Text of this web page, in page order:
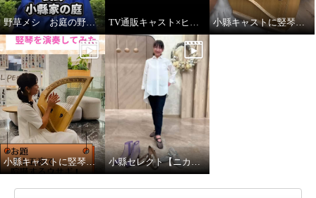
野草メシ お庭の野草で調理！ TV通販キャスト×ヒーリング ライアー演奏 小縣キャストに竪琴のインタビューをしました
小縣キャストに竪琴を演奏してもらいました 小縣セレクト【ニカル】 ラインナップ！